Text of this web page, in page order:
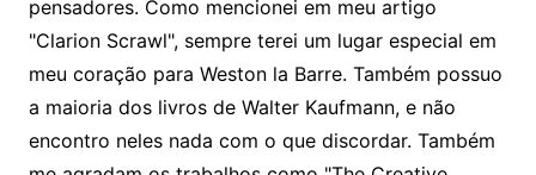
pensadores. Como mencionei em meu artigo
"Clarion Scrawl", sempre terei um lugar especial em
meu coração para Weston la Barre. Também possuo
a maioria dos livros de Walter Kaufmann, e não
encontro neles nada com o que discordar. Também